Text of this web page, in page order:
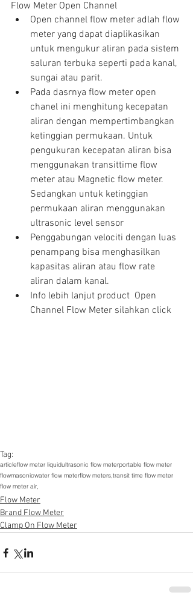
Flow Meter Open Channel
Open channel flow meter adlah flow
meter yang dapat diaplikasikan
untuk mengukur aliran pada sistem
saluran terbuka seperti pada kanal,
sungai atau parit.
Pada dasrnya flow meter open
chanel ini menghitung kecepatan
aliran dengan mempertimbangkan
ketinggian permukaan. Untuk
pengukuran kecepatan aliran bisa
menggunakan transittime flow
meter atau Magnetic flow meter.
Sedangkan untuk ketinggian
permukaan aliran menggunakan
ultrasonic level sensor
Penggabungan velociti dengan luas
penampang bisa menghasilkan
kapasitas aliran atau flow rate
aliran dalam kanal.
Info lebih lanjut product  Open
Channel Flow Meter silahkan click
Tag:
articleflow meter liquidultrasonic flow meterportable flow meter
flowmasonicwater flow meterflow meters,transit time flow meter
flow meter air,
Flow Meter
Brand Flow Meter
Clamp On Flow Meter